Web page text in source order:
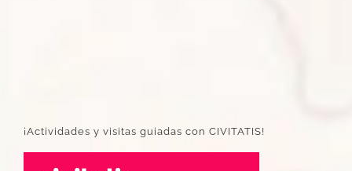
¡Actividades y visitas guiadas con CIVITATIS!